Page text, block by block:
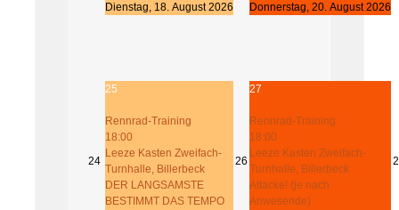
Dienstag, 18. August 2026
Donnerstag, 20. August 2026
24
25
Rennrad-Training
18:00
Leeze Kasten Zweifach-
Turnhalle, Billerbeck
DER LANGSAMSTE
BESTIMMT DAS TEMPO
26
27
Rennrad-Training
18:00
Leeze Kasten Zweifach-
Turnhalle, Billerbeck
Attacke! (je nach
Anwesende)